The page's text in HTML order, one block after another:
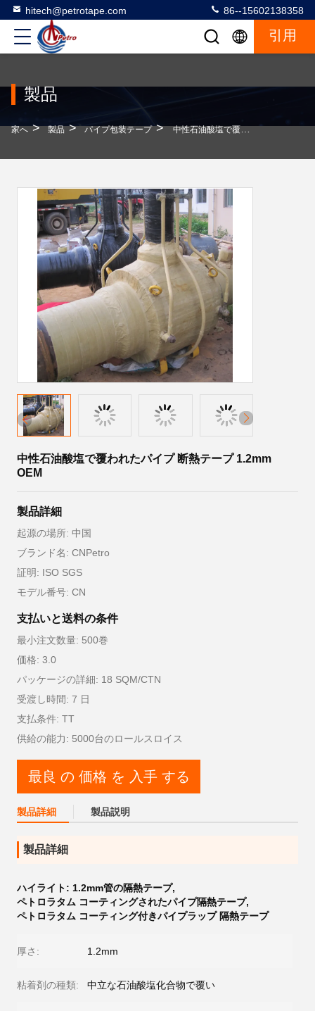
hitech@petrotape.com 86--15602138358
引用
製品
家へ > 製品 > パイプ包装テープ > 中性石油酸塩で覆われたパイプ 断熱テープ 1.2mm OEM
中性石油酸塩で覆われたパイプ 断熱テープ 1.2mm
OEM
製品詳細
起源の場所: 中国
ブランド名: CNPetro
証明: ISO SGS
モデル番号: CN
支払いと送料の条件
最小注文数量: 500巻
価格: 3.0
パッケージの詳細: 18 SQM/CTN
受渡し時間: 7 日
支払条件: TT
供給の能力: 5000台のロールスロイス
最良 の 価格 を 入手 する
製品詳細 製品説明
製品詳細
ハイライト: 1.2mm管の隔熱テープ,
ペトロラタム コーティングされたパイプ隔熱テープ,
ペトロラタム コーティング付きパイプラップ 隔熱テープ
厚さ: 1.2mm
粘着剤の種類: 中立な石油酸塩化合物で覆い